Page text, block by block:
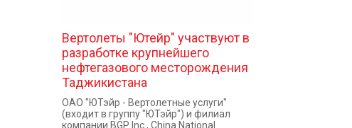
Вертолеты "Ютейр" участвуют в
разработке крупнейшего
нефтегазового месторождения
Таджикистана
ОАО "ЮТэйр - Вертолетные услуги"
(входит в группу "ЮТэйр") и филиал
компании BGP Inc., China National